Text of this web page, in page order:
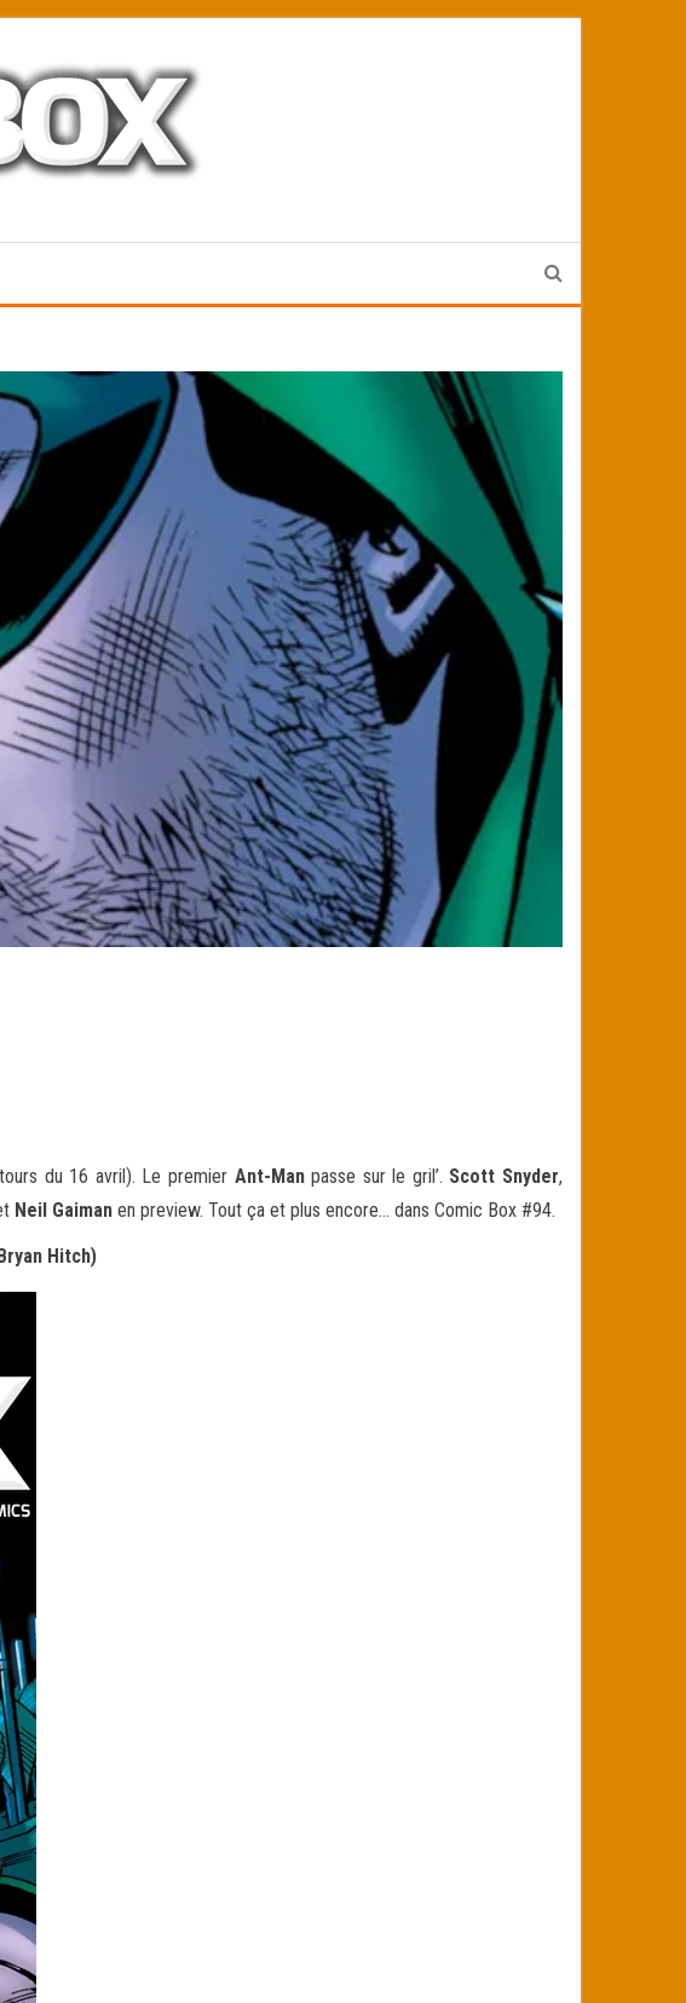
du 16 avril). Le premier Ant-Manpasse sur le gril’. Scott Snyder,
Neil Gaiman en preview. Tout ça et plus encore… dans Comic Box #94.
Hitch)